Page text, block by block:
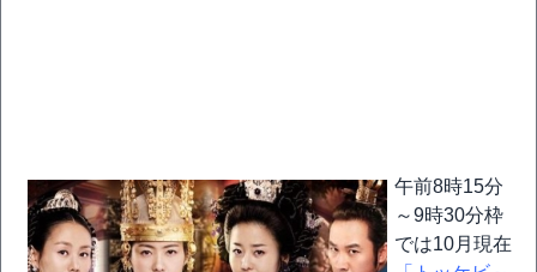
午前8時15分
～9時30分枠
では10月現在